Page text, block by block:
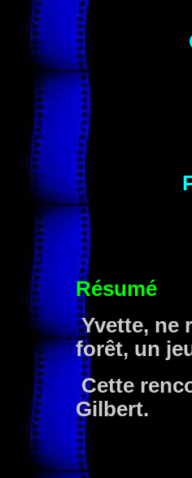
Résumé
Yvette, ne
forêt, un
Cette
Gilbert.